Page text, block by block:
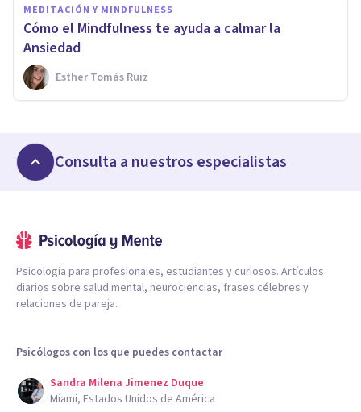
MEDITACIÓN Y MINDFULNESS
Cómo el Mindfulness te ayuda a calmar la
Ansiedad
Esther Tomás Ruiz
Consulta a nuestros especialistas
Psicología para profesionales, estudiantes y curiosos. Artículos
diarios sobre salud mental, neurociencias, frases célebres y
relaciones de pareja.
Psicólogos con los que puedes contactar
Sandra Milena Jimenez Duque
Miami, Estados Unidos de América